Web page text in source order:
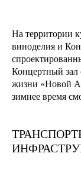
На территории
виноделия и
Концертный зал
жизни «Новой
зимнее время